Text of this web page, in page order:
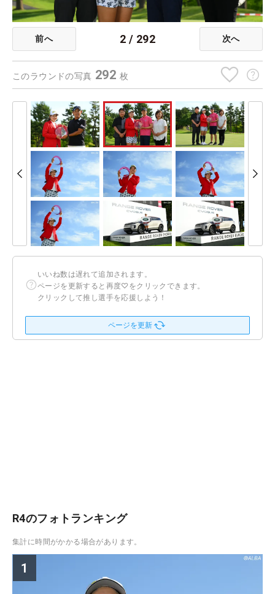
前へ 2 / 292 次へ
このラウンドの写真 292 枚
いいね数は遅れて追加されます。
ページを更新すると再度♡をクリックできます。
クリックして推し選手を応援しよう！
ページを更新
R4のフォトランキング
集計に時間がかかる場合があります。
1